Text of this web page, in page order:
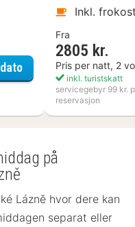
Kosta Boda Art Hotel
Inkl.
Fra
2805 kr.
Pris per natt, 2
inkl. turistskatt
servicegebyr 99 kr.
reservasjon
på
Lázně hvor dere kan
separat eller